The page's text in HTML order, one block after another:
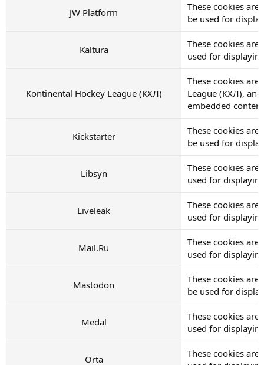
JW Platform
These cookies are
be used for
Kaltura
These cookies
used for
Kontinental Hockey League (КХЛ)
These cookies
League (КХЛ),
embedded
Kickstarter
These cookies are
be used for
Libsyn
These cookies
used for
Liveleak
These cookies are
used for
Mail.Ru
These cookies
used for
Mastodon
These cookies
be used for
Medal
These cookies
used for
Orta
These cookies